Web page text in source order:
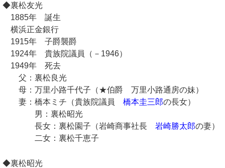
◆裏松友光
1885年 誕生
横浜正金銀行
1915年 子爵襲爵
1924年 貴族院議員（－1946）
1949年 死去
父：裏松良光
母：万里小路千代子（★伯爵 万里小路通房の妹）
妻：橋本ミチ（貴族院議員 橋本圭三郎の長女）
男：裏松昭光
長女：裏松園子（岩崎商事社長 岩崎勝太郎の妻）
二女：裏松千恵子
◆裏松昭光